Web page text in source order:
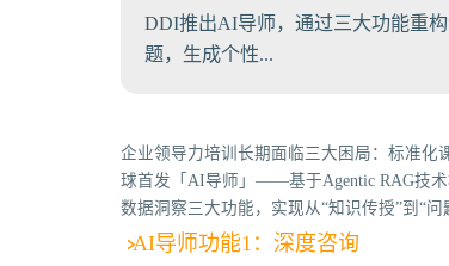
DDI推出AI导师，通过三大功能重
题，生成个性...
企业领导力培训长期面临三大困局：标准化
球首发「AI导师」——基于Agentic RAG技
数据洞察三大功能，实现从“知识传授”到“问
AI导师功能1：深度咨询